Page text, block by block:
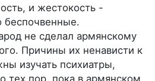
и жестокость -
беспочвенные.
не сделал армянскому
Причины их ненависти к
изучать психиатры,
тех пор, пока в армянском